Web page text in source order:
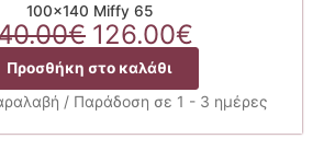
100×140 Miffy 65
€ Original
price
was:
140.00€.
126.00€
τρέχουσα
τιμή
είναι:
126.00€.
Προσθήκη στο καλάθι
/ Παράδοση σε 1 - 3 ημέρες